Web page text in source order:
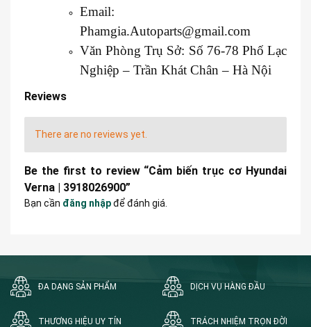
Email:
Phamgia.Autoparts@gmail.com
Văn Phòng Trụ Sở: Số 76-78 Phố Lạc
Nghiệp – Trần Khát Chân – Hà Nội
Reviews
There are no reviews yet.
Be the first to review “Cảm biến trục cơ Hyundai
Verna | 3918026900”
Bạn cần đăng nhậpđể đánh giá.
ĐA DẠNG SẢN PHẨM DỊCH VỤ HÀNG ĐẦU
THƯƠNG HIỆU UY TÍN TRÁCH NHIỆM TRỌN ĐỜI